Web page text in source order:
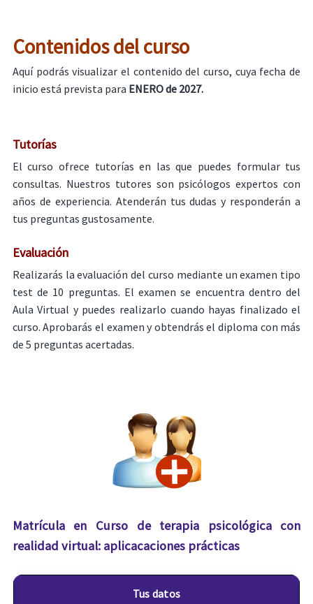
Contenidos del curso
Aquí podrás visualizar el contenido del curso, cuya fecha de
inicio está prevista para ENERO de 2027.
Tutorías
El curso ofrece tutorías en las que puedes formular tus
consultas. Nuestros tutores son psicólogos expertos con
años de experiencia. Atenderán tus dudas y responderán a
tus preguntas gustosamente.
Evaluación
Realizarás la evaluación del curso mediante un examen tipo
test de 10 preguntas. El examen se encuentra dentro del
Aula Virtual y puedes realizarlo cuando hayas finalizado el
curso. Aprobarás el examen y obtendrás el diploma con más
de 5 preguntas acertadas.
Matrícula en Curso de terapia psicológica con
realidad virtual: aplicacaciones prácticas
Tus datos